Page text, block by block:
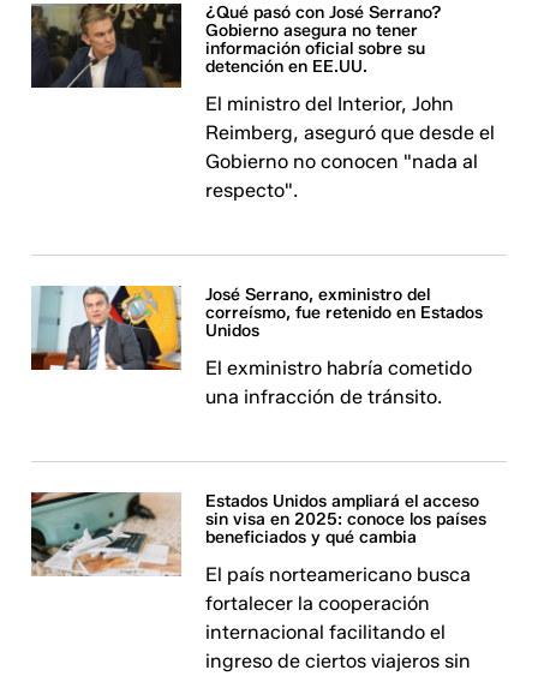
¿Qué pasó con José Serrano?
Gobierno asegura no tener
información oficial sobre su
detención en EE.UU.
El ministro del Interior, John
Reimberg, aseguró que desde el
Gobierno no conocen "nada al
respecto".
José Serrano, exministro del
correísmo, fue retenido en Estados
Unidos
El exministro habría cometido
una infracción de tránsito.
Estados Unidos ampliará el acceso
sin visa en 2025: conoce los países
beneficiados y qué cambia
El país norteamericano busca
fortalecer la cooperación
internacional facilitando el
ingreso de ciertos viajeros sin